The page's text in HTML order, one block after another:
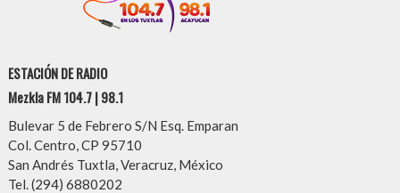
ESTACIÓN DE RADIO
Mezkla FM 104.7 | 98.1
Bulevar 5 de Febrero S/N Esq. Emparan
Col. Centro, CP 95710
San Andrés Tuxtla, Veracruz, México
Tel. (294) 6880202